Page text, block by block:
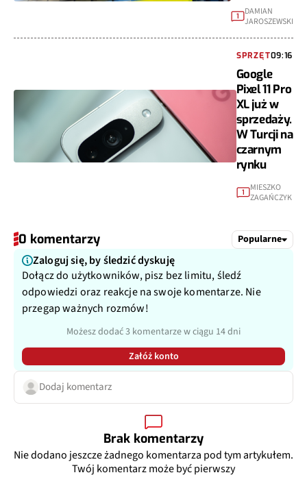
1
DAMIAN
JAROSZEWSKI
SPRZĘT09:16
Google
Pixel 11 Pro
XL już w
sprzedaży.
W Turcji na
czarnym
rynku
1
MIESZKO
ZAGAŃCZYK
0 komentarzy Popularne
Zaloguj się, by śledzić dyskuję
Dołącz do użytkowników, pisz bez limitu, śledź
odpowiedzi oraz reakcje na swoje komentarze. Nie
przegap ważnych rozmów!
Możesz dodać 3 komentarze w ciągu 14 dni
Załóż konto
Dodaj komentarz
Brak komentarzy
Nie dodano jeszcze żadnego komentarza pod tym artykułem.
Twój komentarz może być pierwszy